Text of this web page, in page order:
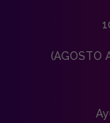
(AGOSTO